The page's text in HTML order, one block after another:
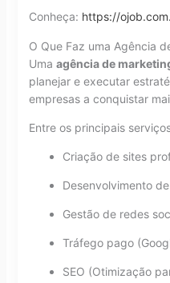
Conheça: https://
O Que Faz uma Agência
Uma agência de
planejar e executar
empresas a conquistar
Entre os principais
Criação de sites
Desenvolvimento
Gestão de redes
Tráfego pago
SEO (Otimização